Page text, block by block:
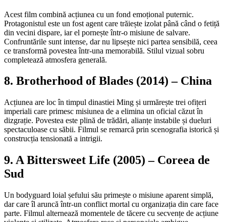
Acest film combină acțiunea cu un fond emoțional puternic.
Protagonistul este un fost agent care trăiește izolat până când o fetiță
din vecini dispare, iar el pornește într-o misiune de salvare.
Confruntările sunt intense, dar nu lipsește nici partea sensibilă, ceea
ce transformă povestea într-una memorabilă. Stilul vizual sobru
completează atmosfera generală.
8. Brotherhood of Blades (2014) – China
Acțiunea are loc în timpul dinastiei Ming și urmărește trei ofițeri
imperiali care primesc misiunea de a elimina un oficial căzut în
dizgrație. Povestea este plină de trădări, alianțe instabile și dueluri
spectaculoase cu săbii. Filmul se remarcă prin scenografia istorică și
construcția tensionată a intrigii.
9. A Bittersweet Life (2005) – Coreea de
Sud
Un bodyguard loial șefului său primește o misiune aparent simplă,
dar care îl aruncă într-un conflict mortal cu organizația din care face
parte. Filmul alternează momentele de tăcere cu secvențe de acțiune